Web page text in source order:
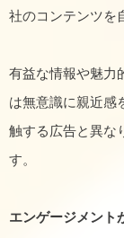
社のコンテンツを
有益な情報や魅力
は無意識に親近感
触する広告と異な
す。
エンゲージメント